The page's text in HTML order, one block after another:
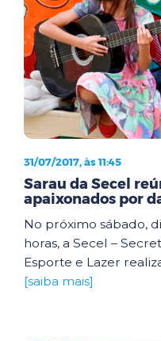
31/07/2017, às 11:45
Sarau da Secel
apaixonados por
No próximo sábado,
horas, a Secel –
Esporte e Lazer
[saiba mais]